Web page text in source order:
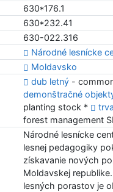
630*176.1
630*232.41
630-022.316
Národné lesnícke
Moldavsko
dub letný -
demonštračné
planting stock *
forest management
Národné lesnícke
lesnej pedagogiky
získavanie nových
Moldavskej
lesných porastov je